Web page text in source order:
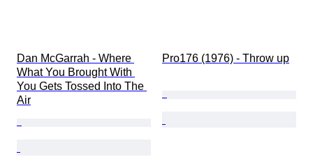
Dan McGarrah - Where
What You Brought With
You Gets Tossed Into The
Air
Pro176 (1976) - Throw up